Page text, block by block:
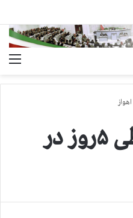
ایران: ۱۰ اعدام طی ۵روز در